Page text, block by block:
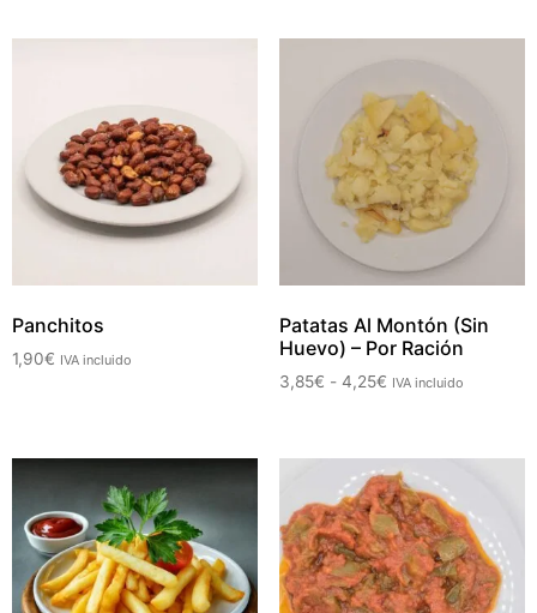
Panchitos
1,90€ IVA incluido
Patatas Al Montón (Sin
Huevo) – Por Ración
3,85€ - 4,25€ IVA incluido